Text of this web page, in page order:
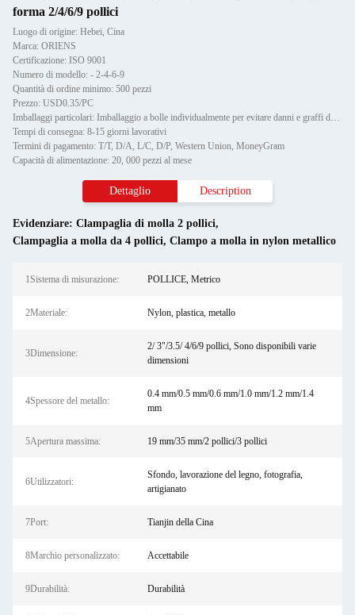
forma 2/4/6/9 pollici
Luogo di origine: Hebei, Cina
Marca: ORIENS
Certificazione: ISO 9001
Numero di modello: - 2-4-6-9
Quantità di ordine minimo: 500 pezzi
Prezzo: USD0.35/PC
Imballaggi particolari: Imballaggio a bolle individualmente per evitare danni e graffi durante il trasporto, poi in cartone
Tempi di consegna: 8-15 giorni lavorativi
Termini di pagamento: T/T, D/A, L/C, D/P, Western Union, MoneyGram
Capacità di alimentazione: 20, 000 pezzi al mese
Dettaglio Description
Evidenziare: Clampaglia di molla 2 pollici,
Clampaglia a molla da 4 pollici, Clampo a molla in nylon metallico
1Sistema di misurazione: POLLICE, Metrico
2Materiale: Nylon, plastica, metallo
3Dimensione:
2/ 3"/3.5/ 4/6/9 pollici, Sono disponibili varie
dimensioni
4Spessore del metallo:
0.4 mm/0.5 mm/0.6 mm/1.0 mm/1.2 mm/1.4
mm
5Apertura massima: 19 mm/35 mm/2 pollici/3 pollici
6Utilizzatori:
Sfondo, lavorazione del legno, fotografia,
artigianato
7Port: Tianjin della Cina
8Marchio personalizzato: Accettabile
9Durabilità: Durabilità